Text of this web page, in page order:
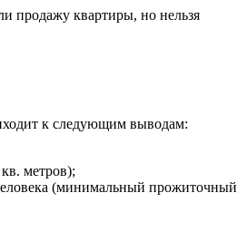
продажу квартиры, но нельзя
к следующим выводам:
метров);
(минимальный прожиточный